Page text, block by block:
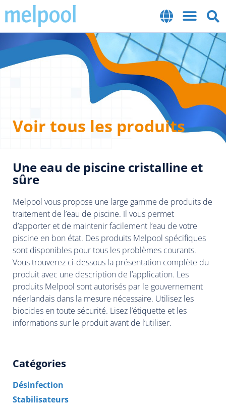
Voir tous les produits
Une eau de piscine cristalline et
sûre
Melpool vous propose une large gamme de produits de
traitement de l’eau de piscine. Il vous permet
d’apporter et de maintenir facilement l’eau de votre
piscine en bon état. Des produits Melpool spécifiques
sont disponibles pour tous les problèmes courants.
Vous trouverez ci-dessous la présentation complète du
produit avec une description de l’application. Les
produits Melpool sont autorisés par le gouvernement
néerlandais dans la mesure nécessaire. Utilisez les
biocides en toute sécurité. Lisez l’étiquette et les
informations sur le produit avant de l’utiliser.
Catégories
Désinfection
Stabilisateurs